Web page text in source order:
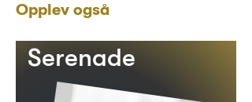
Opplev også
Serenade